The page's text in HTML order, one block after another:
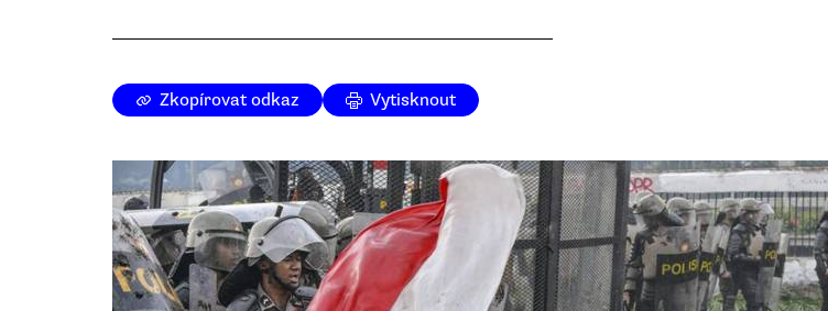
Zkopírovat odkaz Vytisknout